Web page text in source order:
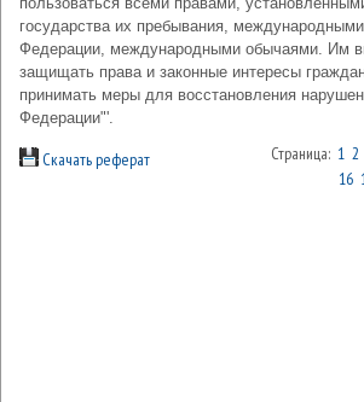
государства их пребывания,
Федерации, международными обычаями. Им
защищать права и законные интересы
принимать меры для восстановления
Федерации"'.
Скачать реферат Страница: 1 2
16